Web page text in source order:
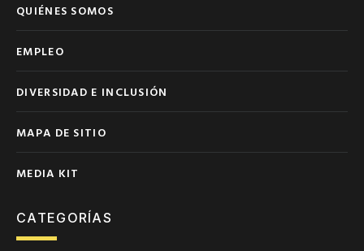
QUIÉNES SOMOS
EMPLEO
DIVERSIDAD E INCLUSIÓN
MAPA DE SITIO
MEDIA KIT
CATEGORÍAS